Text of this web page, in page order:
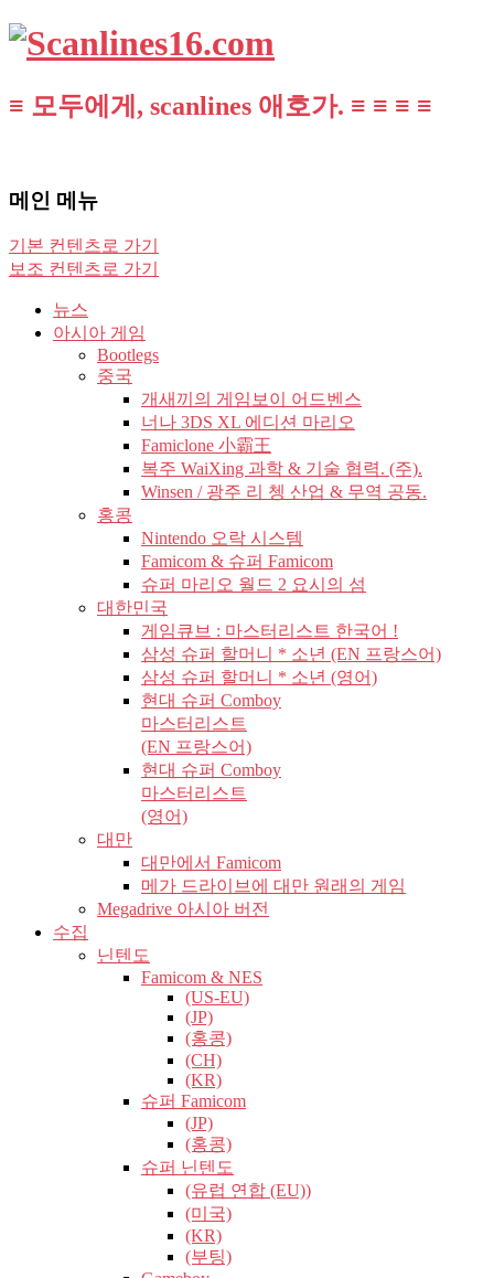
≡ 모두에게, scanlines 애호가. ≡ ≡ ≡ ≡
메인 메뉴
기본 컨텐츠로 가기
보조 컨텐츠로 가기
뉴스
아시아 게임
Bootlegs
중국
개새끼의 게임보이 어드벤스
너나 3DS XL 에디션 마리오
Famiclone 小霸王
복주 WaiXing 과학 & 기술 협력. (주).
Winsen / 광주 리 쳉 산업 & 무역 공동.
홍콩
Nintendo 오락 시스템
Famicom & 슈퍼 Famicom
슈퍼 마리오 월드 2 요시의 섬
대한민국
게임큐브 : 마스터리스트 한국어 !
삼성 슈퍼 할머니 * 소년 (EN 프랑스어)
삼성 슈퍼 할머니 * 소년 (영어)
현대 슈퍼 Comboy
마스터리스트
(EN 프랑스어)
현대 슈퍼 Comboy
마스터리스트
(영어)
대만
대만에서 Famicom
메가 드라이브에 대만 원래의 게임
Megadrive 아시아 버전
수집
닌텐도
Famicom & NES
(US-EU)
(JP)
(홍콩)
(CH)
(KR)
슈퍼 Famicom
(JP)
(홍콩)
슈퍼 닌텐도
(유럽​​ 연합 (EU))
(미국)
(KR)
(부팅)